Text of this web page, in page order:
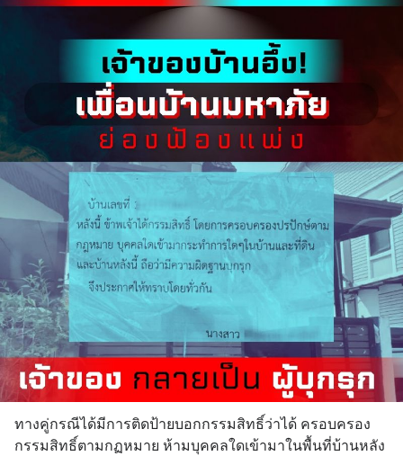
ทางคู่กรณีได้มีการติดป้ายบอกกรรมสิทธิ์ว่าได้ ครอบครอง
กรรมสิทธิ์ตามกฏหมาย ห้ามบุคคลใดเข้ามาในพื้นที่บ้านหลัง